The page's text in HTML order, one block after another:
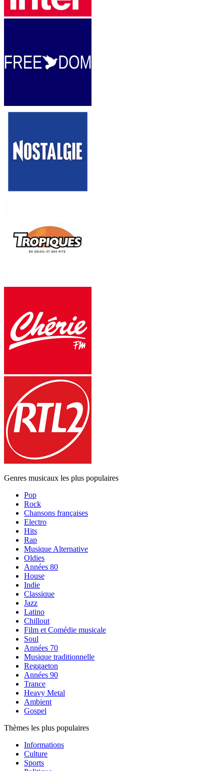
Genres musicaux les plus populaires
Pop
Rock
Chansons françaises
Electro
Hits
Rap
Musique Alternative
Oldies
Années 80
House
Indie
Classique
Jazz
Latino
Chillout
Film et Comédie musicale
Soul
Années 70
Musique traditionnelle
Reggaeton
Années 90
Trance
Heavy Metal
Ambient
Gospel
Thèmes les plus populaires
Informations
Culture
Sports